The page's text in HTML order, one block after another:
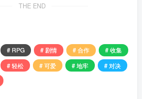
THE END
# RPG # 剧情 # 合作
# 收集
# 轻松 # 可爱 # 地牢
# 对决